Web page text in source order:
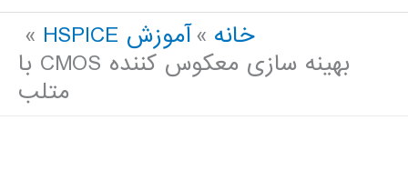
اصلیخانه
آموزش HSPICE
بهینه سازی معکوس کننده CMOS با
متلب